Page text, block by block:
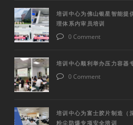
培训中心为佛山银星智能提
理体系内审员培训
0 Comment
培训中心顺利举办压力容器
0 Comment
培训中心为富士胶片制造（
粉尘防爆专项安全培训